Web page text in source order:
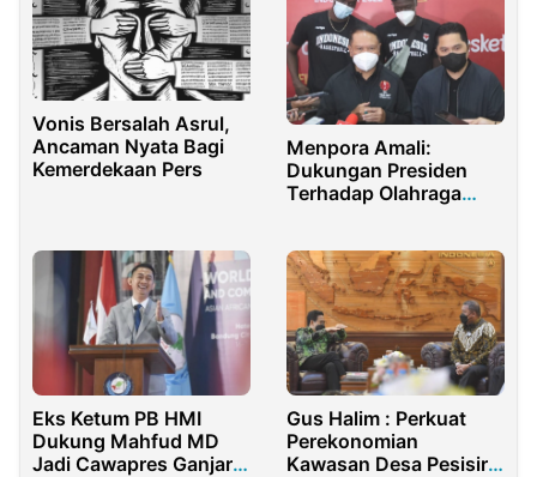
Vonis Bersalah Asrul,
Ancaman Nyata Bagi
Kemerdekaan Pers
Menpora Amali:
Dukungan Presiden
Terhadap Olahraga
Eks Ketum PB HMI
Dukung Mahfud MD
Jadi Cawapres Ganjar
Gus Halim : Perkuat
Perekonomian
Kawasan Desa Pesisir